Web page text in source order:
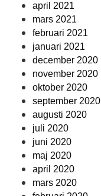
april 2021
mars 2021
februari 2021
januari 2021
december 2020
november 2020
oktober 2020
september 2020
augusti 2020
juli 2020
juni 2020
maj 2020
april 2020
mars 2020